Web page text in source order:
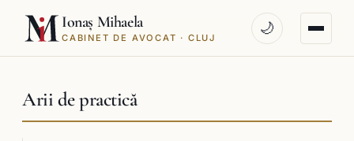
Ionaș Mihaela
CABINET DE AVOCAT · CLUJ
🌙
Arii de practică